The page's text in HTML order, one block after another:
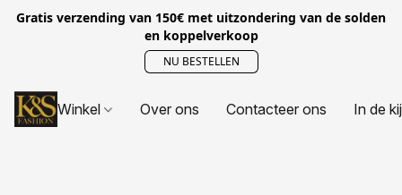
Gratis verzending van 150€ met uitzondering van de solden
en koppelverkoop
NU BESTELLEN
Winkel Over ons Contacteer ons In de